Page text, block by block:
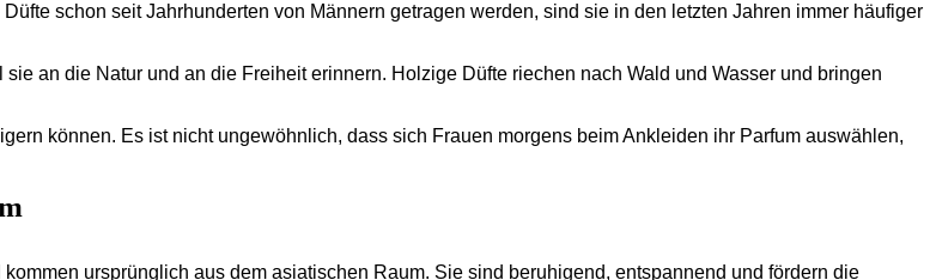
schon seit Jahrhunderten von Männern getragen werden, sind sie in den letzten Jahren immer häufiger
an die Natur und an die Freiheit erinnern. Holzige Düfte riechen nach Wald und Wasser und bringen
können. Es ist nicht ungewöhnlich, dass sich Frauen morgens beim Ankleiden ihr Parfum auswählen,
ursprünglich aus dem asiatischen Raum. Sie sind beruhigend, entspannend und fördern die